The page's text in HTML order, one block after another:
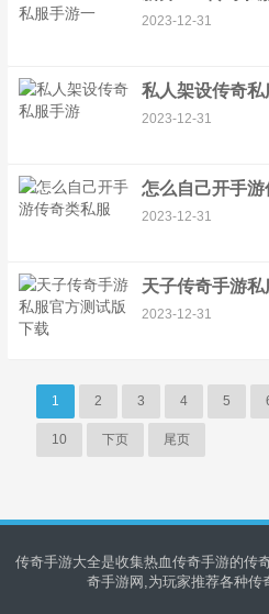
2023-12-31
私人架设传奇私
2023-12-31
怎么自己开手游
2023-12-31
天子传奇手游
2023-12-31
1 2 3 4 5
10 下页 尾页
传奇手游大全是收集热血传奇手游的传
奇手游网,为玩家推荐各种传